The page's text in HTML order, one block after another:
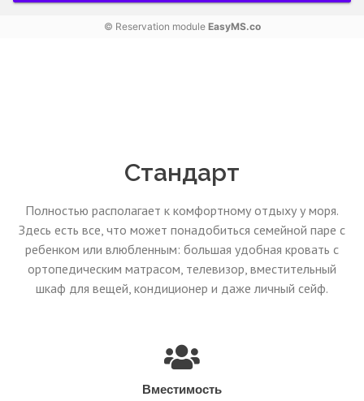
© Reservation module EasyMS.co
Стандарт
Полностью располагает к комфортному отдыху у моря.
Здесь есть все, что может понадобиться семейной паре с
ребенком или влюбленным: большая удобная кровать с
ортопедическим матрасом, телевизор, вместительный
шкаф для вещей, кондиционер и даже личный сейф.
Вместимость